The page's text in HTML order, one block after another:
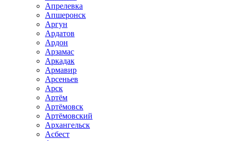
Апрелевка
Апшеронск
Аргун
Ардатов
Ардон
Арзамас
Аркадак
Армавир
Арсеньев
Арск
Артём
Артёмовск
Артёмовский
Архангельск
Асбест